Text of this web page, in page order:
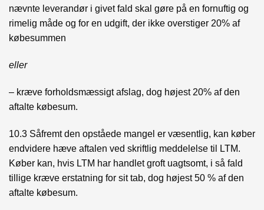
nævnte leverandør i givet fald skal gøre på en fornuftig og
rimelig måde og for en udgift, der ikke overstiger 20% af
købesummen
eller
– kræve forholdsmæssigt afslag, dog højest 20% af den
aftalte købesum.
10.3 Såfremt den opståede mangel er væsentlig, kan køber
endvidere hæve aftalen ved skriftlig meddelelse til LTM.
Køber kan, hvis LTM har handlet groft uagtsomt, i så fald
tillige kræve erstatning for sit tab, dog højest 50 % af den
aftalte købesum.